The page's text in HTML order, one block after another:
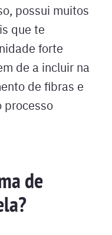
possui muitos
que te
forte
de a incluir na
de fibras e
processo
de